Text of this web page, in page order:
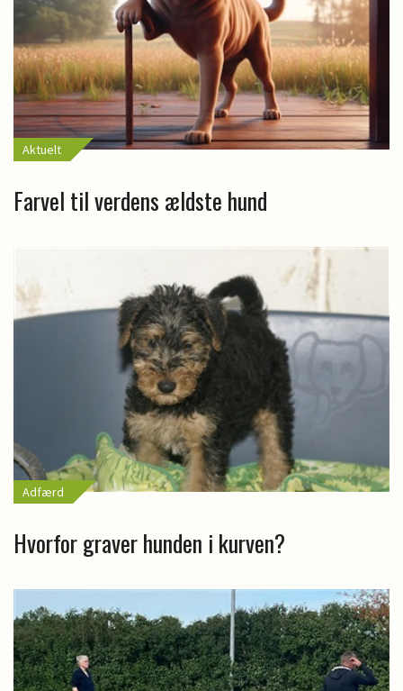
Aktuelt
Farvel til verdens ældste hund
Adfærd
Hvorfor graver hunden i kurven?